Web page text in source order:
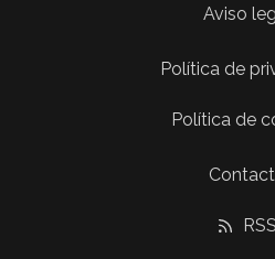
Aviso
Política de
Política de
RSS